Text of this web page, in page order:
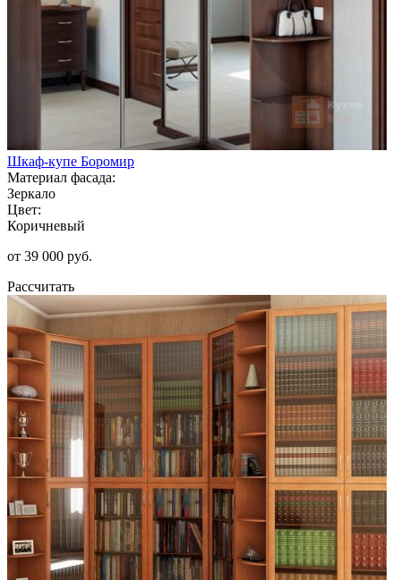
Шкаф-купе Боромир
Материал фасада:
Зеркало
Цвет:
Коричневый
от 39 000 руб.
Рассчитать